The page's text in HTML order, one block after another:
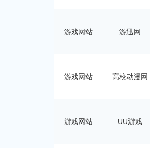
游戏网站 游迅网
游戏网站 高校动漫网
游戏网站 UU游戏